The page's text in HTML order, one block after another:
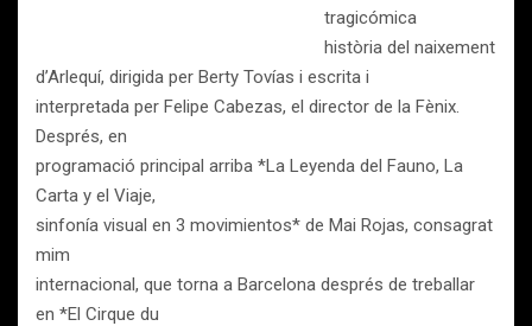
tragicómica
història del naixement
d’Arlequí, dirigida per Berty Tovías i escrita i
interpretada per Felipe Cabezas, el director de la Fènix.
Després, en
programació principal arriba *La Leyenda del Fauno, La
Carta y el Viaje,
sinfonía visual en 3 movimientos* de Mai Rojas, consagrat
mim
internacional, que torna a Barcelona després de treballar
en *El Cirque du